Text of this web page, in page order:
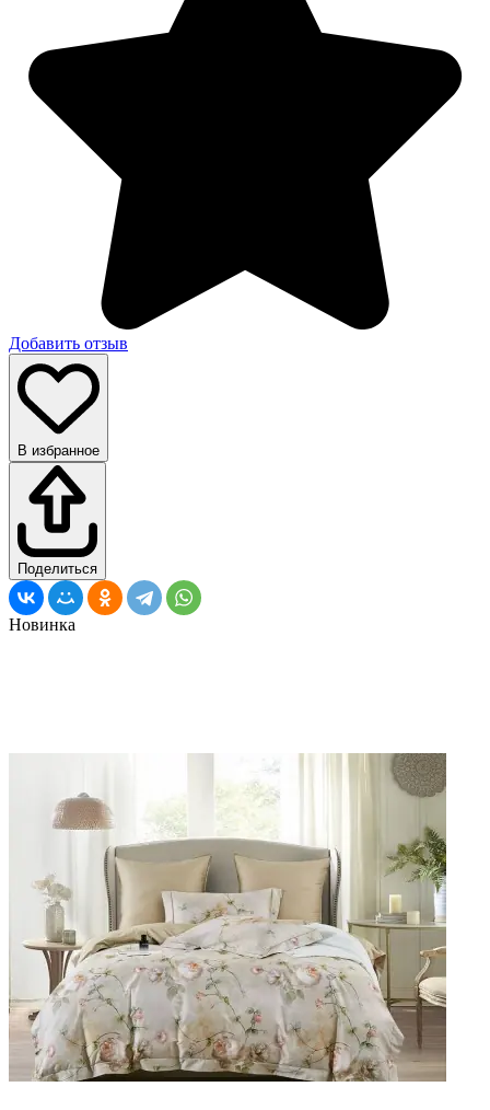
Добавить отзыв
В избранное
Поделиться
Новинка